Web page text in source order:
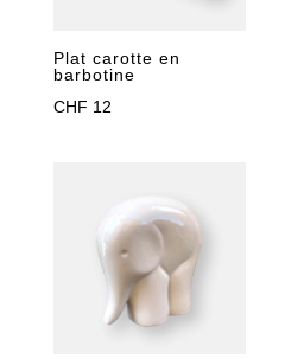
Plat carotte en
barbotine
CHF 12